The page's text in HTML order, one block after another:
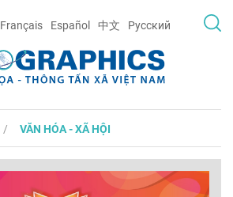
Français Español 中文 Русский
VĂN HÓA - XÃ HỘI